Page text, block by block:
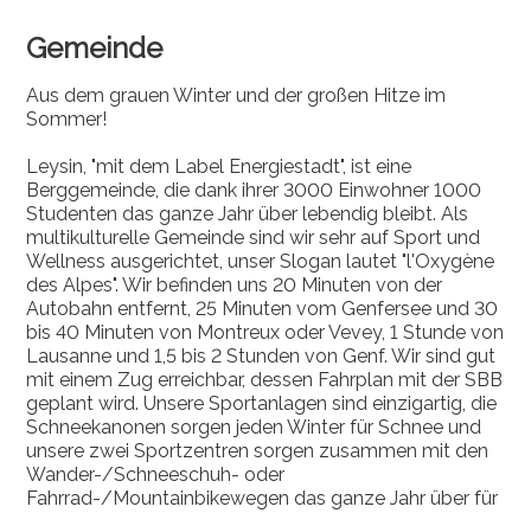
Gemeinde
Aus dem grauen Winter und der großen Hitze im
Sommer!
Leysin, "mit dem Label Energiestadt", ist eine
Berggemeinde, die dank ihrer 3000 Einwohner 1000
Studenten das ganze Jahr über lebendig bleibt. Als
multikulturelle Gemeinde sind wir sehr auf Sport und
Wellness ausgerichtet, unser Slogan lautet "l'Oxygène
des Alpes". Wir befinden uns 20 Minuten von der
Autobahn entfernt, 25 Minuten vom Genfersee und 30
bis 40 Minuten von Montreux oder Vevey, 1 Stunde von
Lausanne und 1,5 bis 2 Stunden von Genf. Wir sind gut
mit einem Zug erreichbar, dessen Fahrplan mit der SBB
geplant wird. Unsere Sportanlagen sind einzigartig, die
Schneekanonen sorgen jeden Winter für Schnee und
unsere zwei Sportzentren sorgen zusammen mit den
Wander-/Schneeschuh- oder
Fahrrad-/Mountainbikewegen das ganze Jahr über für